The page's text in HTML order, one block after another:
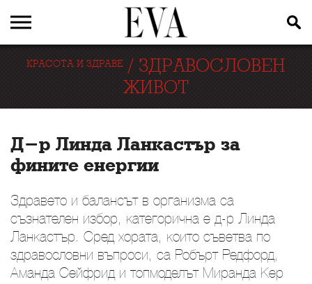
КРАСОТА И ЗДРАВЕ / ЗДРАВОСЛОВЕН
ЖИВОТ
Д-р Линда Ланкастър за
фините енергии
Здравето и балансът в организма са
съзнателен избор, категорична е д-р Линда
Ланкастър. Сред хората, които съветва по
здравословни въпроси, са Робърт Редфорд,
Аманда Сейфрид и топмоделът Миранда Кер